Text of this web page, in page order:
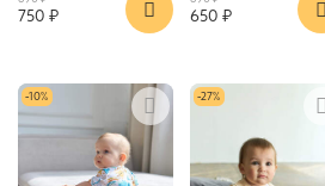
750 ₽ 650 ₽
-10% -27%